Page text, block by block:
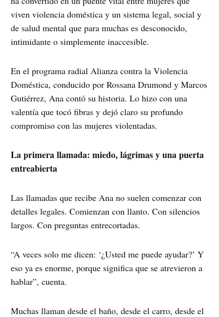
viven violencia doméstica y un sistema legal, social y
de salud mental que para muchas es desconocido,
intimidante o simplemente inaccesible.
En el programa radial Alianza contra la Violencia
Doméstica, conducido por Rossana Drumond y Marcos
Gutiérrez, Ana contó su historia. Lo hizo con una
valentía que tocó fibras y dejó claro su profundo
compromiso con las mujeres violentadas.
La primera llamada: miedo, lágrimas y una puerta
entreabierta
Las llamadas que recibe Ana no suelen comenzar con
detalles legales. Comienzan con llanto. Con silencios
largos. Con preguntas entrecortadas.
“A veces solo me dicen: ‘¿Usted me puede ayudar?’ Y
eso ya es enorme, porque significa que se atrevieron a
hablar”, cuenta.
Muchas llaman desde el baño, desde el carro, desde el